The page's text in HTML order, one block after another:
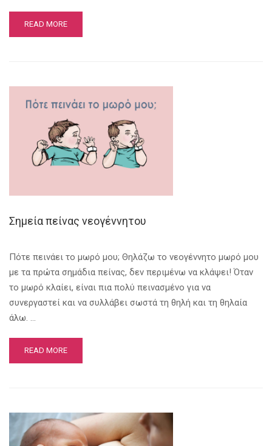
READ MORE
Σημεία πείνας νεογέννητου
Πότε πεινάει το μωρό μου; Θηλάζω το νεογέννητο μωρό μου
με τα πρώτα σημάδια πείνας, δεν περιμένω να κλάψει! Όταν
το μωρό κλαίει, είναι πια πολύ πεινασμένο για να
συνεργαστεί και να συλλάβει σωστά τη θηλή και τη θηλαία
άλω. …
READ MORE